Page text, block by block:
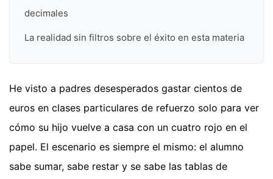
decimales
La realidad sin filtros sobre el éxito en esta materia
He visto a padres desesperados gastar cientos de
euros en clases particulares de refuerzo solo para ver
cómo su hijo vuelve a casa con un cuatro rojo en el
papel. El escenario es siempre el mismo: el alumno
sabe sumar, sabe restar y se sabe las tablas de